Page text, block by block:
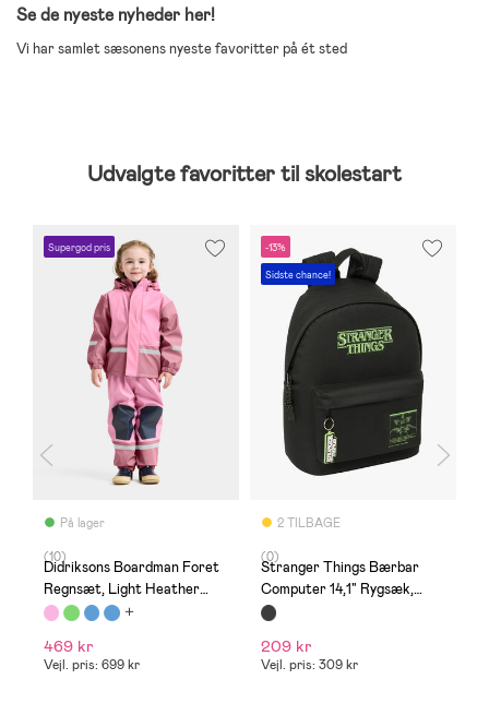
Se de nyeste nyheder her!
Vi har samlet sæsonens nyeste favoritter på ét sted
Udvalgte favoritter til skolestart
Supergod pris
På lager
(10)
Didriksons Boardman Foret
Regnsæt, Light Heather
Pink
469 kr
Vejl. pris: 699 kr
-13%
Sidste chance!
2 TILBAGE
(0)
Stranger Things Bærbar
Computer 14,1" Rygsæk,
Blå/Grøn
209 kr
Vejl. pris: 309 kr